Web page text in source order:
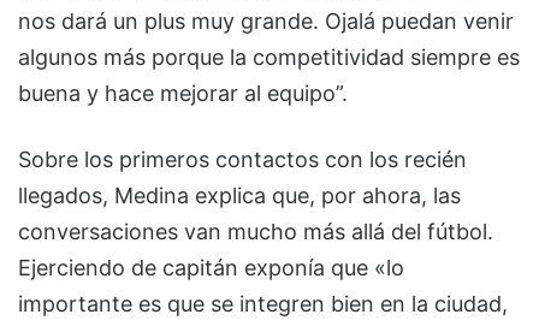
nos dará un plus muy grande. Ojalá puedan venir
algunos más porque la competitividad siempre es
buena y hace mejorar al equipo”.
Sobre los primeros contactos con los recién
llegados, Medina explica que, por ahora, las
conversaciones van mucho más allá del fútbol.
Ejerciendo de capitán exponía que «lo
importante es que se integren bien en la ciudad,